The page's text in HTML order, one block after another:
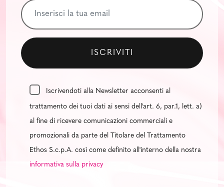
Iscrivendoti alla Newsletter acconsenti al
trattamento dei tuoi dati ai sensi dell'art. 6, par.1, lett. a)
al fine di ricevere comunicazioni commerciali e
promozionali da parte del Titolare del Trattamento
Ethos S.c.p.A. così come definito all'interno della nostra
informativa sulla privacy